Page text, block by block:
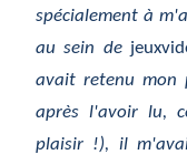
spécialement à
au sein de
avait retenu mon
après l'avoir lu,
plaisir !), il